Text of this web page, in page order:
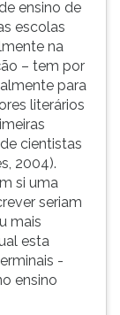
ensino de
escolas
na
– tem por
para
literários
cientistas
2004).
si uma
seriam
mais
esta
-
ensino